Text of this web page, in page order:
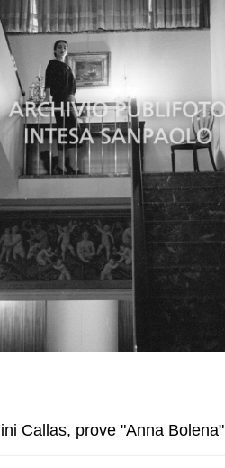
Callas, prove "Anna Bolena"